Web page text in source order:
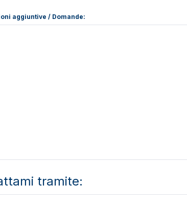
aggiuntive / Domande:
tramite: